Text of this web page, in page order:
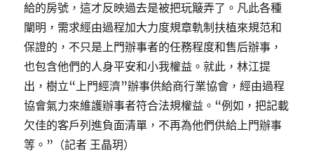
給的房號，這才反映過去是被把玩簸弄了。凡此各種
闡明，需求經由過程加大力度規章軌制扶植來規范和
保證的，不只是上門辦事者的任務程度和售后辦事，
也包含他們的人身平安和小我權益。就此，林江提
出，樹立“上門經濟”辦事供給商行業協會，經由過程
協會氣力來維護辦事者符合法規權益。“例如，把記載
欠佳的客戶列進負面清單，不再為他們供給上門辦事
等。”（記者 王晶玥）